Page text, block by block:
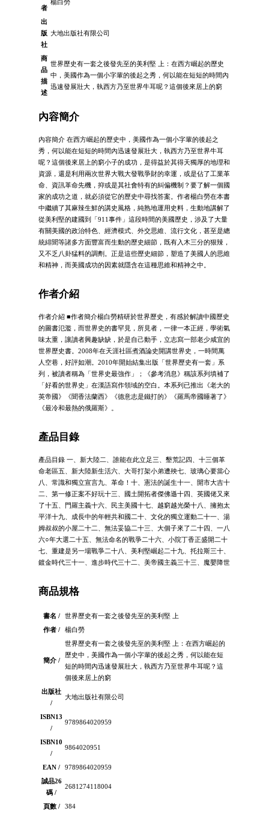
者
楊白勞
出
版
社
大地出版社有限公司
商
品
描
述
世界歷史有一套之後發先至的美利堅 上：在西方崛起的歷史
中，美國作為一個小字輩的後起之秀，何以能在短短的時間內
迅速發展壯大，執西方乃至世界牛耳呢？這個後來居上的窮
內容簡介
內容簡介 在西方崛起的歷史中，美國作為一個小字輩的後起之
秀，何以能在短短的時間內迅速發展壯大，執西方乃至世界牛耳
呢？這個後來居上的窮小子的成功，是得益於其得天獨厚的地理和
資源，還是利用兩次世界大戰大發戰爭財的幸運，或是佔了工業革
命、資訊革命先機，抑或是其社會特有的糾偏機制？要了解一個國
家的成功之道，就必須從它的歷史中尋找答案。作者楊白勞在本書
中繼續了其麻辣生鮮的講史風格，純熟地運用史料，生動地講解了
從美利堅的建國到「911事件」這段時間的美國歷史，涉及了大量
有關美國的政治特色、經濟模式、外交思維、流行文化，甚至是總
統緋聞等諸多方面豐富而生動的歷史細節，既有入木三分的狠辣，
又不乏八卦猛料的調劑。正是這些歷史細節，塑造了美國人的思維
和精神，而美國成功的因素就隱含在這種思維和精神之中。
作者介紹
作者介紹 ■作者簡介楊白勞精研於世界歷史，有感於解讀中國歷史
的圖書氾濫，而世界史的書罕見，所見者，一律一本正經，學術氣
味太重，讓讀者興趣缺缺，於是自己動手，立志寫一部老少咸宜的
世界歷史書。2008年在天涯社區煮酒論史開講世界史，一時間萬
人空巷，好評如潮。2010年開始結集出版「世界歷史有一套」系
列，被讀者稱為「世界史最強作」；《參考消息》稱該系列填補了
「好看的世界史」在漢語寫作領域的空白。本系列已推出《老大的
英帝國》《聞香法蘭西》《德意志是鐵打的》《羅馬帝國睡著了》
《最冷和最熱的俄羅斯》。
產品目錄
產品目錄 一、新大陸二、誰能在此立足三、墾荒記四、十三個革
命老區五、新大陸新生活六、大哥打架小弟遭殃七、玻璃心要當心
八、常識和獨立宣言九、革命！十、憲法的誕生十一、開市大吉十
二、第一修正案不好玩十三、國土開拓者傑佛遜十四、英國佬又來
了十五、門羅主義十六、民主美國十七、越窮越光榮十八、擁抱太
平洋十九、成長中的年輕共和國二十、文化的獨立運動二十一、湯
姆叔叔的小屋二十二、無法妥協二十三、大個子來了二十四、一八
六○年大選二十五、無法命名的戰爭二十六、小院丁香正盛開二十
七、重建是另一場戰爭二十八、美利堅崛起二十九、托拉斯三十、
鍍金時代三十一、進步時代三十二、美帝國主義三十三、魔嬰降世
商品規格
書名 /
世界歷史有一套之後發先至的美利堅 上
作者 /
楊白勞
簡介 /
世界歷史有一套之後發先至的美利堅 上：在西方崛起的
歷史中，美國作為一個小字輩的後起之秀，何以能在短
短的時間內迅速發展壯大，執西方乃至世界牛耳呢？這
個後來居上的窮
出版社
/
大地出版社有限公司
ISBN13
/
9789864020959
ISBN10
/
9864020951
EAN /
9789864020959
誠品26
碼 /
2681274118004
頁數 / 384